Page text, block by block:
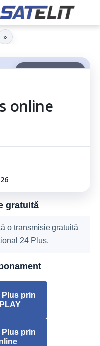
▶ Ascultă articolul
online
gratuită
o transmisie gratuită
24 Plus.
Plus prin
Plus prin
»